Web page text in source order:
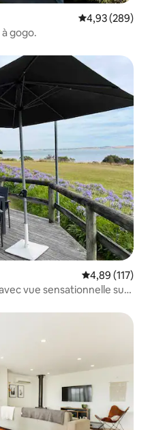
Note
4,93 (289)
gogo.
Note
4,89 (117)
vue sensationnelle sur